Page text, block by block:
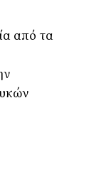
από τα